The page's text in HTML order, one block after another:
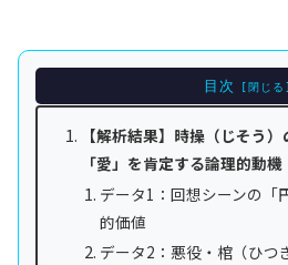
目次
【解析結果】時操（じそう
「愛」を肯定する論理的動機
データ1：回想シーンの「
的価値
データ2：悪役・棺（ひつ